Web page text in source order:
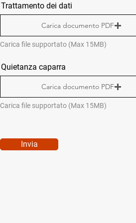
Trattamento dei dati
Carica documento PDF
Carica file supportato (Max 15MB)
Quietanza caparra
Carica documento PDF
Carica file supportato (Max 15MB)
Invia